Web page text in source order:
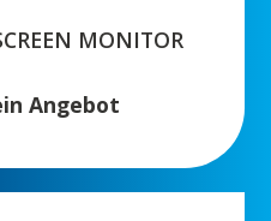
MONITOR
Angebot